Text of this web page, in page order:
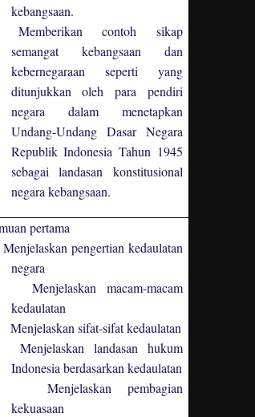
kebangsaan.
Memberikan contoh sikap
semangat kebangsaan dan
kebernegaraan seperti yang
ditunjukkan oleh para pendiri
negara dalam menetapkan
Undang-Undang Dasar Negara
Republik Indonesia Tahun 1945
sebagai landasan konstitusional
negara kebangsaan.
pertama
pengertian kedaulatan
negara
Menjelaskan macam-macam
kedaulatan
sifat-sifat kedaulatan
Menjelaskan landasan hukum
Indonesia berdasarkan kedaulatan
Menjelaskan pembagian
kekuasaan